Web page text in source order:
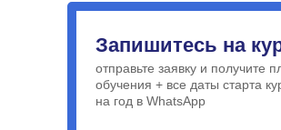
Запишитесь на
отправьте заявку и получите
обучения + все даты старта
на год в WhatsApp